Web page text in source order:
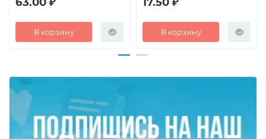
В корзину В корзину